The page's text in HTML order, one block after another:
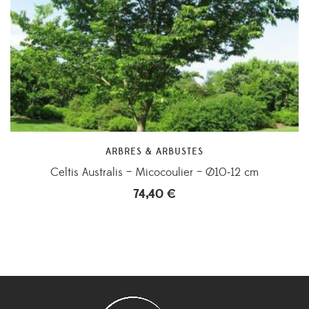
ARBRES & ARBUSTES
Celtis Australis – Micocoulier – Ø10-12 cm
74,40 €